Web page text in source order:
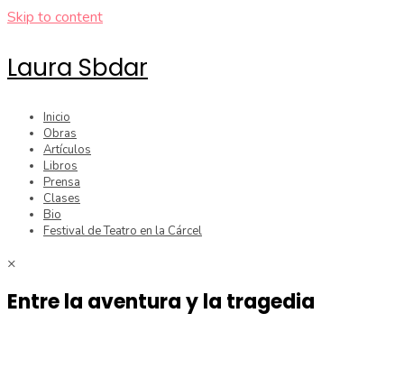
Skip to content
Laura Sbdar
Inicio
Obras
Artículos
Libros
Prensa
Clases
Bio
Festival de Teatro en la Cárcel
×
Entre la aventura y la tragedia